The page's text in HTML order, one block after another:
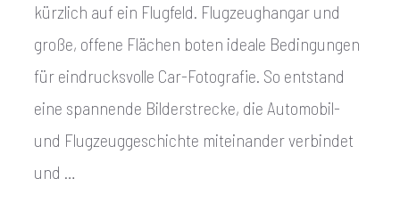
kürzlich auf ein Flugfeld. Flugzeughangar und
große, offene Flächen boten ideale Bedingungen
für eindrucksvolle Car-Fotografie. So entstand
eine spannende Bilderstrecke, die Automobil-
und Flugzeuggeschichte miteinander verbindet
und …